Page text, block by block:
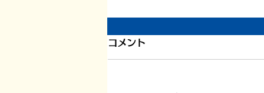
1200件目、書いている本の
こと
コメント